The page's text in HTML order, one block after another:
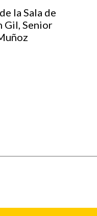
la Sala de
Gil, Senior